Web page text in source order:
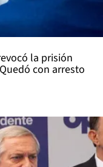
la prisión
con arresto